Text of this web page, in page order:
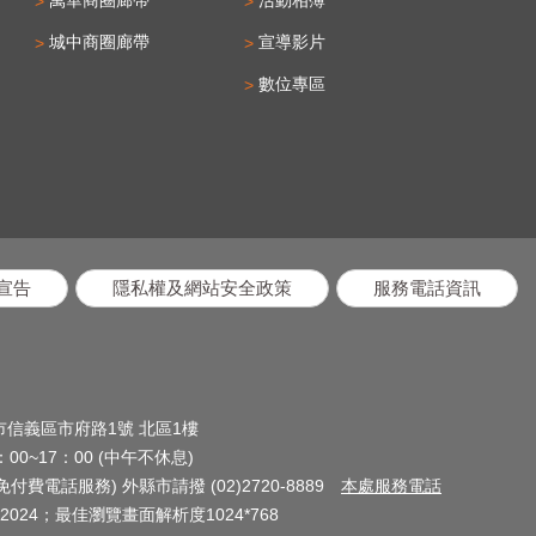
城中商圈廊帶 宣導影片
數位專區
告 隱私權及網站安全政策 服務電話資訊
義區市府路1號 北區1樓
00~17：00 (中午不休息)
付費電話服務) 外縣市請撥 (02)2720-8889 本處服務電話
；最佳瀏覽畫面解析度1024*768